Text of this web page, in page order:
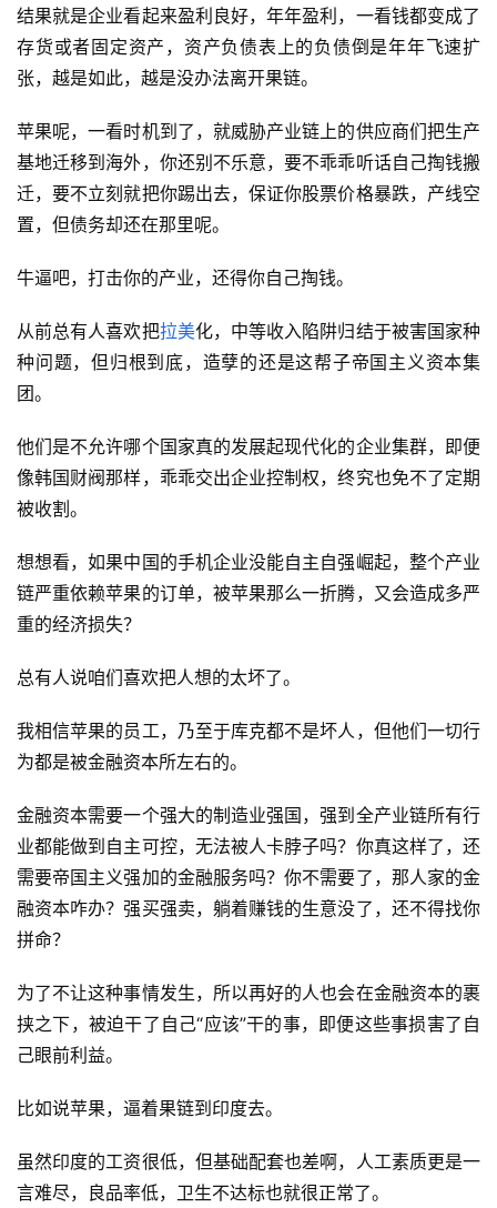
结果就是企业看起来盈利良好，年年盈利，一看钱都变成了
存货或者固定资产，资产负债表上的负债倒是年年飞速扩
张，越是如此，越是没办法离开果链。
苹果呢，一看时机到了，就威胁产业链上的供应商们把生产
基地迁移到海外，你还别不乐意，要不乖乖听话自己掏钱搬
迁，要不立刻就把你踢出去，保证你股票价格暴跌，产线空
置，但债务却还在那里呢。
牛逼吧，打击你的产业，还得你自己掏钱。
从前总有人喜欢把拉美化，中等收入陷阱归结于被害国家种
种问题，但归根到底，造孽的还是这帮子帝国主义资本集
团。
他们是不允许哪个国家真的发展起现代化的企业集群，即便
像韩国财阀那样，乖乖交出企业控制权，终究也免不了定期
被收割。
想想看，如果中国的手机企业没能自主自强崛起，整个产业
链严重依赖苹果的订单，被苹果那么一折腾，又会造成多严
重的经济损失？
总有人说咱们喜欢把人想的太坏了。
我相信苹果的员工，乃至于库克都不是坏人，但他们一切行
为都是被金融资本所左右的。
金融资本需要一个强大的制造业强国，强到全产业链所有行
业都能做到自主可控，无法被人卡脖子吗？你真这样了，还
需要帝国主义强加的金融服务吗？你不需要了，那人家的金
融资本咋办？强买强卖，躺着赚钱的生意没了，还不得找你
拼命？
为了不让这种事情发生，所以再好的人也会在金融资本的裹
挟之下，被迫干了自己“应该”干的事，即便这些事损害了自
己眼前利益。
比如说苹果，逼着果链到印度去。
虽然印度的工资很低，但基础配套也差啊，人工素质更是一
言难尽，良品率低，卫生不达标也就很正常了。